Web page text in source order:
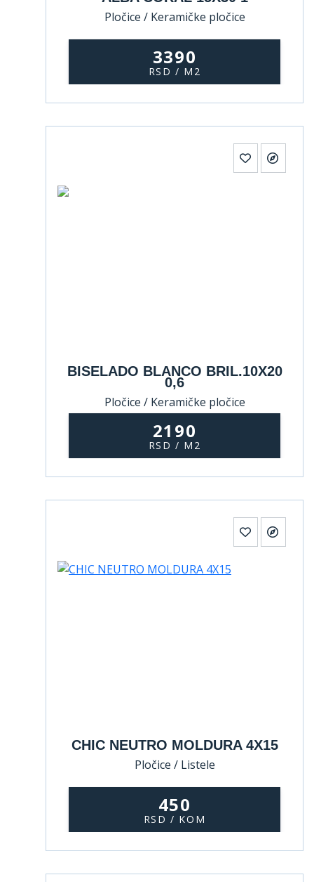
Pločice / Keramičke pločice
3390
RSD / M2
BISELADO BLANCO BRIL.10X20
0,6
Pločice / Keramičke pločice
2190
RSD / M2
CHIC NEUTRO MOLDURA 4X15
Pločice / Listele
450
RSD / KOM